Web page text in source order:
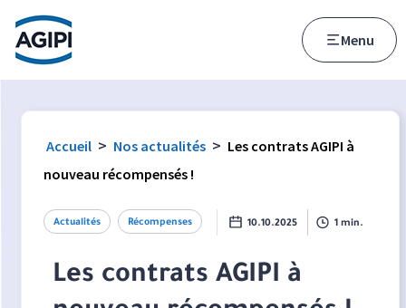
Accès au menu
Accès au contenu principal
Menu
Accueil > Nos actualités > Les contrats AGIPI à
nouveau récompensés !
Actualités Récompenses 10.10.2025 1 min.
Les contrats AGIPI à